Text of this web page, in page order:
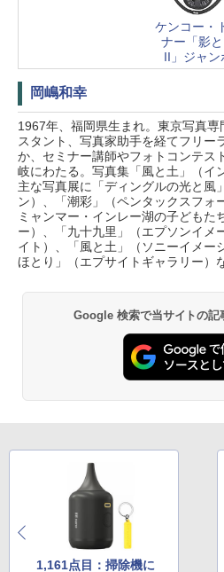
ケンコー・
ナー「影と
II」ジャン
岡嶋和幸
1967年、福岡県生まれ。東京写真
スタント、写真家助手を経てフリー
か、セミナー講師やフォトコンテス
岐にわたる。写真集「風と土」（イ
主な写真展に「ディングルの光と風
ン）、「潮彩」（ペンタックスフォ
ミャンマー・インレー湖の子どもた
ー）、「九十九里」（エプソンイメ
イト）、「風と土」（ソニーイメー
ほとり」（エプサイトギャラリー）
Google 検索で当サイトの記
1,161点目：掃除機に